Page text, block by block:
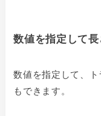
数値を指定して
数値を指定して、
もできます。